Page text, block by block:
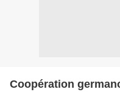
Coopération